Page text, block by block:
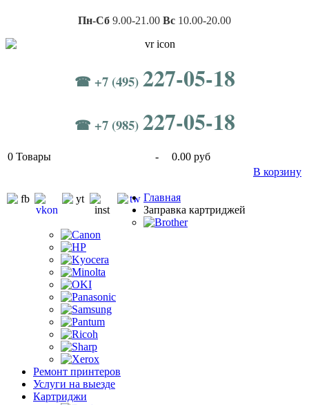
Пн-Сб 9.00-21.00 Вс 10.00-20.00
☎ +7 (495) 227-05-18
☎ +7 (985) 227-05-18
0 Товары -
0.00 руб
В корзину
Главная
Заправка картриджей
Ремонт принтеров
Услуги на выезде
Картриджи